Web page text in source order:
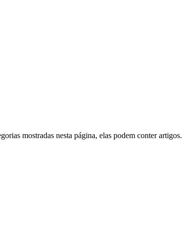
mostradas nesta página, elas podem conter artigos.